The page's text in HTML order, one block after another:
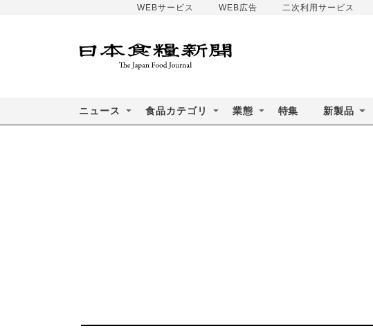
WEBサービス WEB広告 二次利用サービス
ニュース 食品カテゴリ 業態 特集 新製品